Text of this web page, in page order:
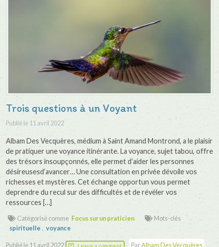
Trois questions à un Voyant
Publié le 11 avril 2022
Albam Des Vecquères, médium à Saint Amand Montrond, a le plaisir
de pratiquer une voyance itinérante. La voyance, sujet tabou, offre
des trésors insoupçonnés, elle permet d’aider les personnes
désireusesd’avancer… Une consultation en privée dévoile vos
richesses et mystères. Cet échange opportun vous permet
deprendre du recul sur des difficultés et de révéler vos
ressources […]
Catégorisé comme Focus sur un praticien
Mots-clés
spirituelle , voyance
Publié le 11 avril 2022 ParAlbam Des Vecquères